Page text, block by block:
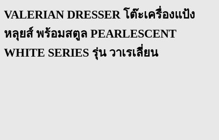
VALERIAN DRESSER โต๊ะเครื่องแป้ง
หลุยส์ พร้อมสตูล PEARLESCENT
WHITE SERIES รุ่น วาเรเลี่ยน